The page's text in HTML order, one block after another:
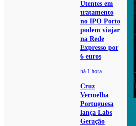
Utentes em
tratamento
no IPO Porto
podem viajar
na Rede
Expresso por
6 euros
há 1 hora
Cruz
Vermelha
Portuguesa
lança Labs
Geração